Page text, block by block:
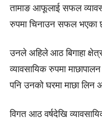
तामाङ आफूलाई सफल
रुपमा चिनाउन सफल भएका
उनले अहिले आठ बिगाहा
व्यावसायिक रुपमा
पनि उनको घरमा माछा
विगत आठ वर्षदेखि